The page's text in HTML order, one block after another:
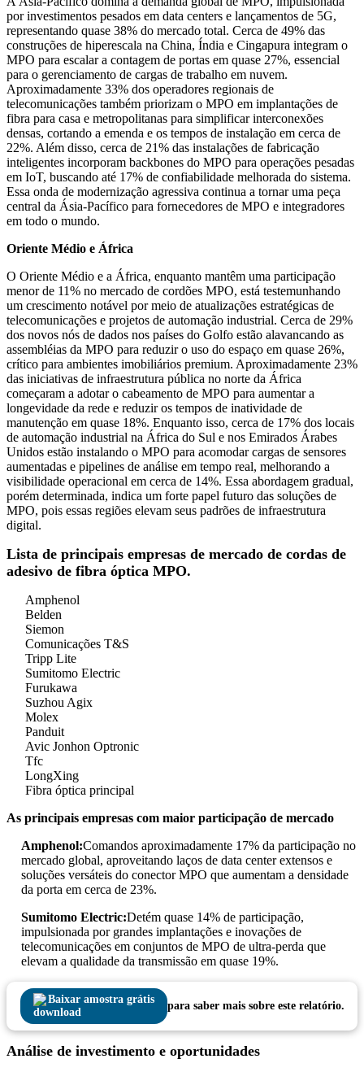
por investimentos pesados ​​em data centers e lançamentos de 5G,
representando quase 38% do mercado total. Cerca de 49% das
construções de hiperescala na China, Índia e Cingapura integram o
MPO para escalar a contagem de portas em quase 27%, essencial
para o gerenciamento de cargas de trabalho em nuvem.
Aproximadamente 33% dos operadores regionais de
telecomunicações também priorizam o MPO em implantações de
fibra para casa e metropolitanas para simplificar interconexões
densas, cortando a emenda e os tempos de instalação em cerca de
22%. Além disso, cerca de 21% das instalações de fabricação
inteligentes incorporam backbones do MPO para operações pesadas
em IoT, buscando até 17% de confiabilidade melhorada do sistema.
Essa onda de modernização agressiva continua a tornar uma peça
central da Ásia-Pacífico para fornecedores de MPO e integradores
em todo o mundo.
Oriente Médio e África
O Oriente Médio e a África, enquanto mantêm uma participação
menor de 11% no mercado de cordões MPO, está testemunhando
um crescimento notável por meio de atualizações estratégicas de
telecomunicações e projetos de automação industrial. Cerca de 29%
dos novos nós de dados nos países do Golfo estão alavancando as
assembléias da MPO para reduzir o uso do espaço em quase 26%,
crítico para ambientes imobiliários premium. Aproximadamente 23%
das iniciativas de infraestrutura pública no norte da África
começaram a adotar o cabeamento de MPO para aumentar a
longevidade da rede e reduzir os tempos de inatividade de
manutenção em quase 18%. Enquanto isso, cerca de 17% dos locais
de automação industrial na África do Sul e nos Emirados Árabes
Unidos estão instalando o MPO para acomodar cargas de sensores
aumentadas e pipelines de análise em tempo real, melhorando a
visibilidade operacional em cerca de 14%. Essa abordagem gradual,
porém determinada, indica um forte papel futuro das soluções de
MPO, pois essas regiões elevam seus padrões de infraestrutura
digital.
Lista de principais empresas de mercado de cordas de
adesivo de fibra óptica MPO.
Amphenol
Belden
Siemon
Comunicações T&S
Tripp Lite
Sumitomo Electric
Furukawa
Suzhou Agix
Molex
Panduit
Avic Jonhon Optronic
Tfc
LongXing
Fibra óptica principal
As principais empresas com maior participação de mercado
Amphenol:Comandos aproximadamente 17% da participação no
mercado global, aproveitando laços de data center extensos e
soluções versáteis do conector MPO que aumentam a densidade
da porta em cerca de 23%.
Sumitomo Electric:Detém quase 14% de participação,
impulsionada por grandes implantações e inovações de
telecomunicações em conjuntos de MPO de ultra-perda que
elevam a qualidade da transmissão em quase 19%.
Baixar amostra grátis
para saber mais sobre este relatório.
Análise de investimento e oportunidades